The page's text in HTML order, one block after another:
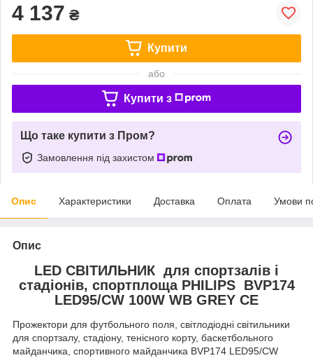
4 137 ₴
Купити
або
Купити з
Що таке купити з Пром?
Замовлення під захистом
Опис Характеристики Доставка Оплата Умови
Опис
LED СВІТИЛЬНИК для спортзалів і
стадіонів, спортплоща PHILIPS BVP174
LED95/CW 100W WB GREY CE
Прожектори для футбольного поля, світлодіодні світильники
для спортзалу, стадіону, тенісного корту, баскетбольного
майданчика, спортивного майданчика BVP174 LED95/CW